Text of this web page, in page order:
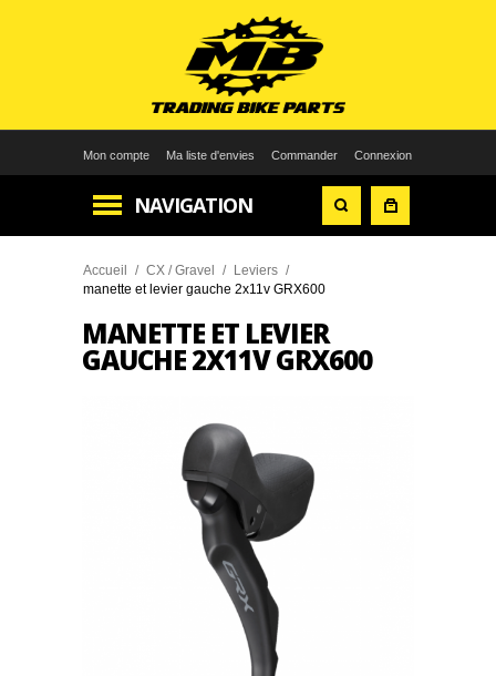
Mon compte Ma liste d'envies Commander Connexion
NAVIGATION
Accueil / CX / Gravel / Leviers /
manette et levier gauche 2x11v GRX600
MANETTE ET LEVIER
GAUCHE 2X11V GRX600